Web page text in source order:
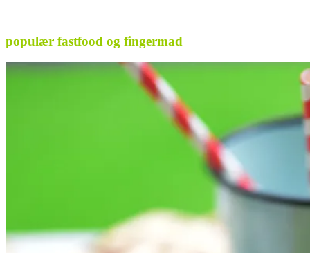
populær fastfood og fingermad